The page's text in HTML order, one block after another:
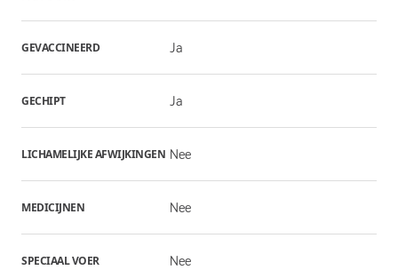
GEVACCINEERD Ja
GECHIPT Ja
LICHAMELIJKE AFWIJKINGEN Nee
MEDICIJNEN Nee
SPECIAAL VOER Nee